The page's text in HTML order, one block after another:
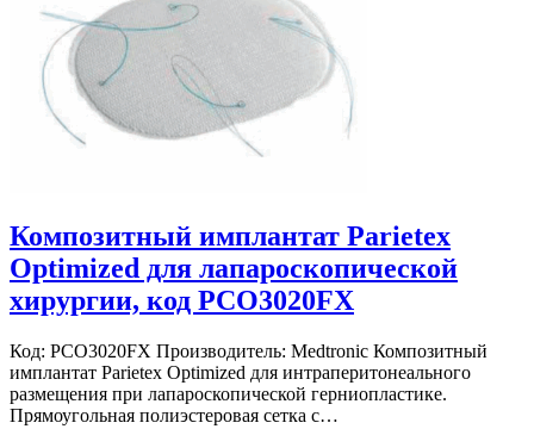
Композитный имплантат Parietex
Optimized для лапароскопической
хирургии, код PCO3020FX
Код: PCO3020FX Производитель: Medtronic Композитный
имплантат Parietex Optimized для интраперитонеального
размещения при лапароскопической герниопластике.
Прямоугольная полиэстеровая сетка с…